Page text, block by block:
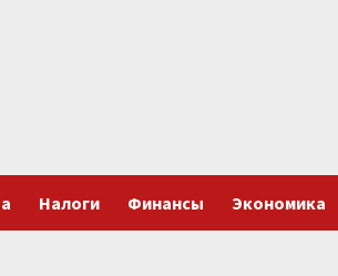
Налоги Финансы Экономика